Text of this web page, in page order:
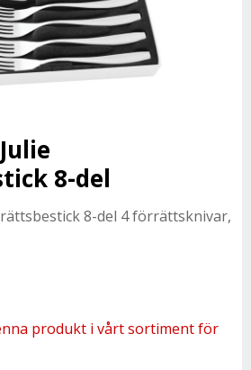
8-del
8-del 4 förrättsknivar,
produkt i vårt sortiment för